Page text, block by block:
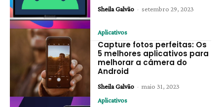
Sheila Galvão - setembro 29, 2023
Aplicativos
Capture fotos perfeitas: Os
5 melhores aplicativos para
melhorar a câmera do
Android
Sheila Galvão - maio 31, 2023
Aplicativos